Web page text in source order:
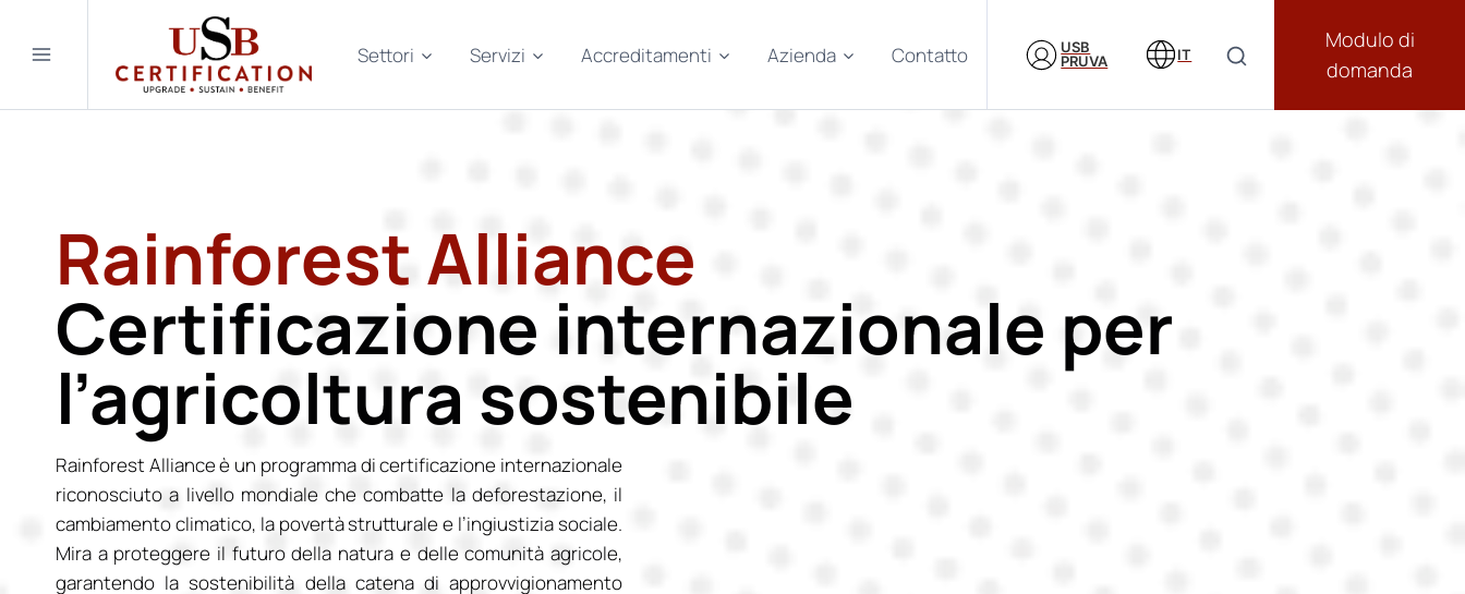
Settori Servizi Accreditamenti Azienda Contatto
USB
PRUVA
IT
Modulo di
domanda
Rainforest Alliance
Certificazione internazionale per
l’agricoltura sostenibile
Rainforest Alliance è un programma di certificazione internazionale
riconosciuto a livello mondiale che combatte la deforestazione, il
cambiamento climatico, la povertà strutturale e l’ingiustizia sociale.
Mira a proteggere il futuro della natura e delle comunità agricole,
garantendo la sostenibilità della catena di approvvigionamento